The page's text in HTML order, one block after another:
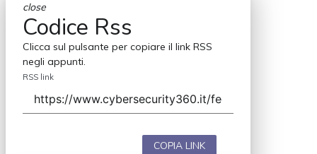
close
Codice Rss
Clicca sul pulsante per copiare il link RSS
negli appunti.
RSS link
COPIA LINK